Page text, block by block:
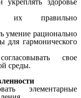
укреплять здоровье
их правильно
умение рационально
для гармонического
свое
среды.
элементарные